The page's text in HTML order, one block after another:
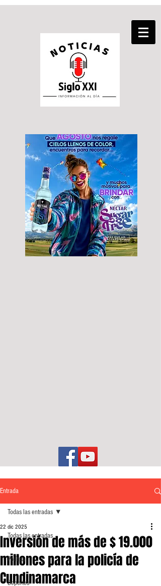
Entrada
Todas las entradas
Política
Deportes
Todas las entradas
Inversión de más de $ 19.000
millones para la policía de
Cundinamarca
22 dic 2025